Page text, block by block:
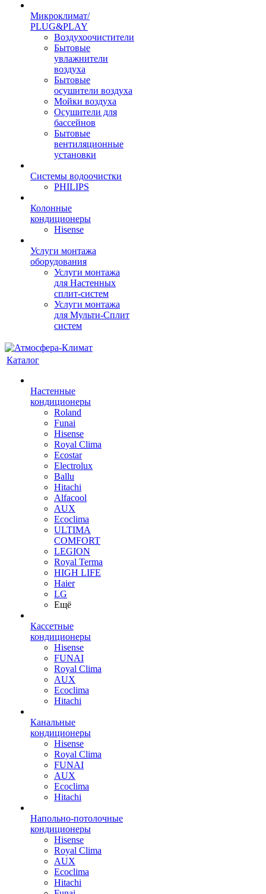
Микроклимат/
PLUG&PLAY
Воздухоочистители
Бытовые
увлажнители
воздуха
Бытовые
осушители воздуха
Мойки воздуха
Осушители для
бассейнов
Бытовые
вентиляционные
установки
Системы водоочистки
PHILIPS
Колонные
кондиционеры
Hisense
Услуги монтажа
оборудования
Услуги монтажа
для Настенных
сплит-систем
Услуги монтажа
для Мульти-Сплит
систем
Каталог
Настенные
кондиционеры
Roland
Funai
Hisense
Royal Clima
Ecostar
Electrolux
Ballu
Hitachi
Alfacool
AUX
Ecoclima
ULTIMA
COMFORT
LEGION
Royal Terma
HIGH LIFE
Haier
LG
Ещё
Кассетные
кондиционеры
Hisense
FUNAI
Royal Clima
AUX
Ecoclima
Hitachi
Канальные
кондиционеры
Hisense
Royal Clima
FUNAI
AUX
Ecoclima
Hitachi
Напольно-потолочные
кондиционеры
Hisense
Royal Clima
AUX
Ecoclima
Hitachi